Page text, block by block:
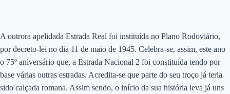
A outrora apelidada Estrada Real foi instituída no Plano Rodoviário,
por decreto-lei no dia 11 de maio de 1945. Celebra-se, assim, este ano
o 75º aniversário que, a Estrada Nacional 2 foi constituída tendo por
base várias outras estradas. Acredita-se que parte do seu troço já teria
sido calçada romana. Assim sendo, o início da sua história leva já uns